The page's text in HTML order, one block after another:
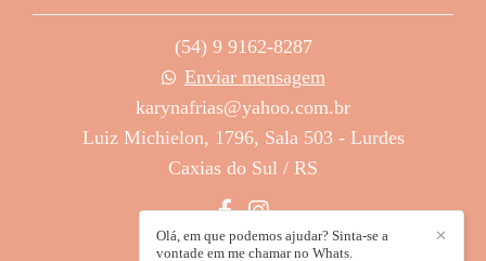
(54) 9 9162-8287
Enviar mensagem
karynafrias@yahoo.com.br
Luiz Michielon, 1796, Sala 503 - Lurdes
Caxias do Sul / RS
✕
Olá, em que podemos ajudar? Sinta-se a
vontade em me chamar no Whats.